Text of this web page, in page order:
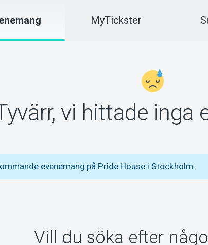
MyTickster
vi hittade inga
evenemang på Pride House i Stockholm.
Vill du söka efter